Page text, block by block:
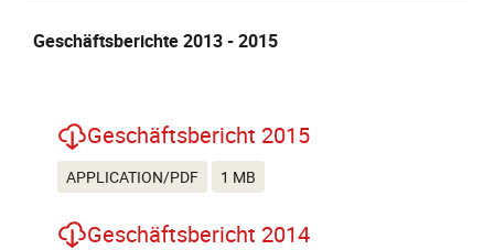
Geschäftsberichte 2013 - 2015
Geschäftsbericht 2015
APPLICATION/PDF 1 MB
Geschäftsbericht 2014